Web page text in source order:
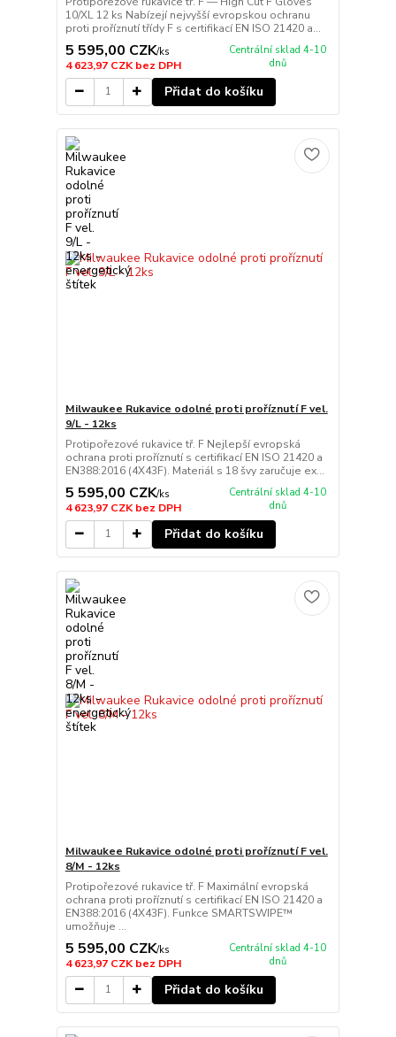
10/XL 12 ks Nabízejí nejvyšší evropskou ochranu
proti proříznutí třídy F s certifikací EN ISO 21420 a...
5 595,00 CZK/ks
4 623,97 CZKbez DPH
Centrální sklad 4-10
dnů
Přidat do košíku
Milwaukee Rukavice odolné proti proříznutí F vel.
9/L - 12ks
Protipořezové rukavice tř. F Nejlepší evropská
ochrana proti proříznutí s certifikací EN ISO 21420 a
EN388:2016 (4X43F). Materiál s 18 švy zaručuje ex...
5 595,00 CZK/ks
4 623,97 CZKbez DPH
Centrální sklad 4-10
dnů
Přidat do košíku
Milwaukee Rukavice odolné proti proříznutí F vel.
8/M - 12ks
Protipořezové rukavice tř. F Maximální evropská
ochrana proti proříznutí s certifikací EN ISO 21420 a
EN388:2016 (4X43F). Funkce SMARTSWIPE™
umožňuje ...
5 595,00 CZK/ks
4 623,97 CZKbez DPH
Centrální sklad 4-10
dnů
Přidat do košíku